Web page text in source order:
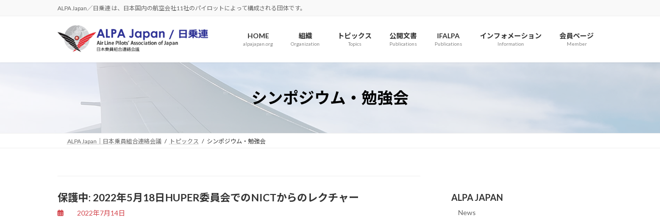
へ
ョ
ALPA Japan／日乗連 は、日本国内の航空会社11社のパイロットによって構成される団体です。
HOME
alpajapan.org
組織
Organization
トピックス
Topics
公開文書
Publications
IFALPA
Publications
インフォメーション
Information
会員ページ
Member
シンポジウム・勉強会
ALPA Japan｜日本乗員組合連絡会議 トピックス シンポジウム・勉強会
保護中: 2022年5月18日HUPER委員会でのNICTからのレクチャー
2022年7月14日
ALPA JAPAN
News